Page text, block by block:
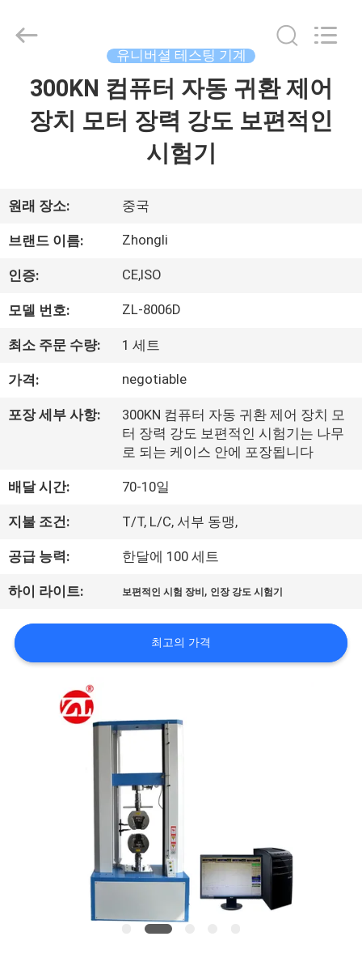
동
영
상
우
리
에
하
여
장
여
행
Dongguan
Zhongli
Reserved.
유니버셜 테스팅 기계
300KN 컴퓨터 자동 귀환 제어
장치 모터 장력 강도 보편적인
시험기
원래 장소: 중국
브랜드 이름: Zhongli
인증: CE,ISO
모델 번호: ZL-8006D
최소 주문 수량: 1 세트
가격: negotiable
포장 세부 사항:
300KN 컴퓨터 자동 귀환 제어 장치 모
터 장력 강도 보편적인 시험기는 나무
로 되는 케이스 안에 포장됩니다
배달 시간: 70-10일
지불 조건: T/T, L/C, 서부 동맹,
공급 능력: 한달에 100 세트
하이 라이트: 보편적인 시험 장비 , 인장 강도 시험기
최고의 가격